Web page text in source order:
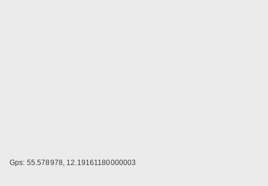
Gps: 55.578978, 12.19161180000003